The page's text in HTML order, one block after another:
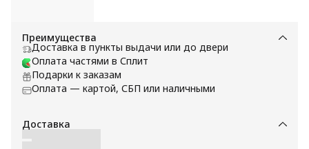
Преимущества
Доставка в пункты выдачи или до двери
Оплата частями в Сплит
Подарки к заказам
Оплата — картой, СБП или наличными
Доставка